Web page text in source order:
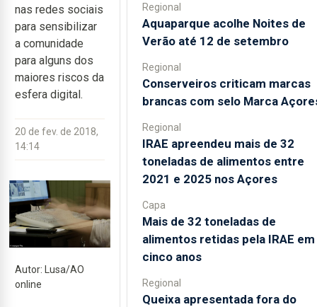
nas redes sociais
para sensibilizar
a comunidade
para alguns dos
maiores riscos da
esfera digital.
20 de fev. de 2018,
14:14
Autor: Lusa/AO
online
Regional
Aquaparque acolhe Noites de
Verão até 12 de setembro
Regional
Conserveiros criticam marcas
brancas com selo Marca
Regional
IRAE apreendeu mais de 32
toneladas de alimentos entre
2021 e 2025 nos Açores
Capa
Mais de 32 toneladas de
alimentos retidas pela IRAE em
cinco anos
Regional
Queixa apresentada fora do